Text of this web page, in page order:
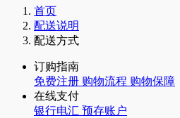
首页
配送说明
配送方式
订购指南
免费注册 购物流程 购物保障
在线支付
银行电汇 预存账户